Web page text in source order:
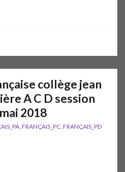
collège jean
A C D session
2018
FRANÇAIS_PC FRANÇAIS_PD